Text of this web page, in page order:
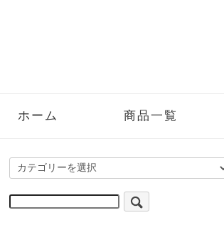
ホーム 商品一覧